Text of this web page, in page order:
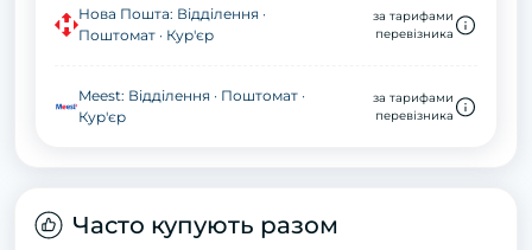
Нова Пошта: Відділення ·
Поштомат · Кур'єр
за тарифами
перевізника
Meest: Відділення · Поштомат ·
Кур'єр
за тарифами
перевізника
Часто купують разом